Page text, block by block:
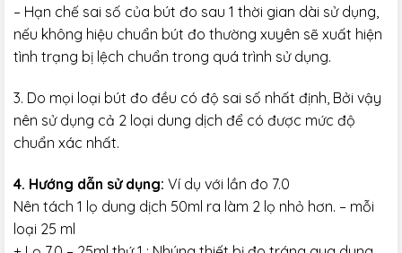
– Hạn chế sai số của bút đo sau 1 thời gian dài sử dụng,
nếu không hiệu chuẩn bút đo thường xuyên sẽ xuất hiện
tình trạng bị lệch chuẩn trong quá trình sử dụng.
3. Do mọi loại bút đo đều có độ sai số nhất định, Bởi vậy
nên sử dụng cả 2 loại dung dịch để có được mức độ
chuẩn xác nhất.
4. Hướng dẫn sử dụng: Ví dụ với lần đo 7.0
Nên tách 1 lọ dung dịch 50ml ra làm 2 lọ nhỏ hơn. – mỗi
loại 25 ml